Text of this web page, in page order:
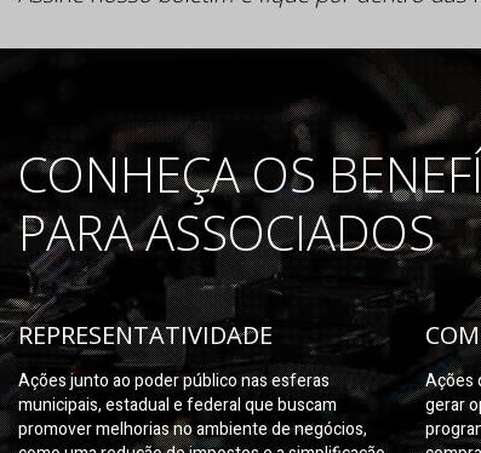
CONHEÇA OS
PARA ASSOCIADOS
REPRESENTATIVIDADE
Ações junto ao poder público nas esferas
municipais, estadual e federal que buscam
promover melhorias no ambiente de negócios,
Ações
gerar